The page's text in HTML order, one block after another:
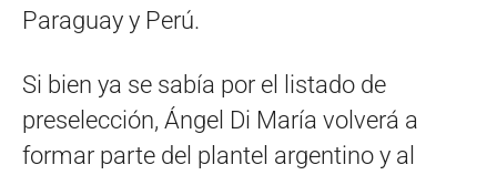
Paraguay y Perú.
Si bien ya se sabía por el listado de
preselección, Ángel Di María volverá a
formar parte del plantel argentino y al